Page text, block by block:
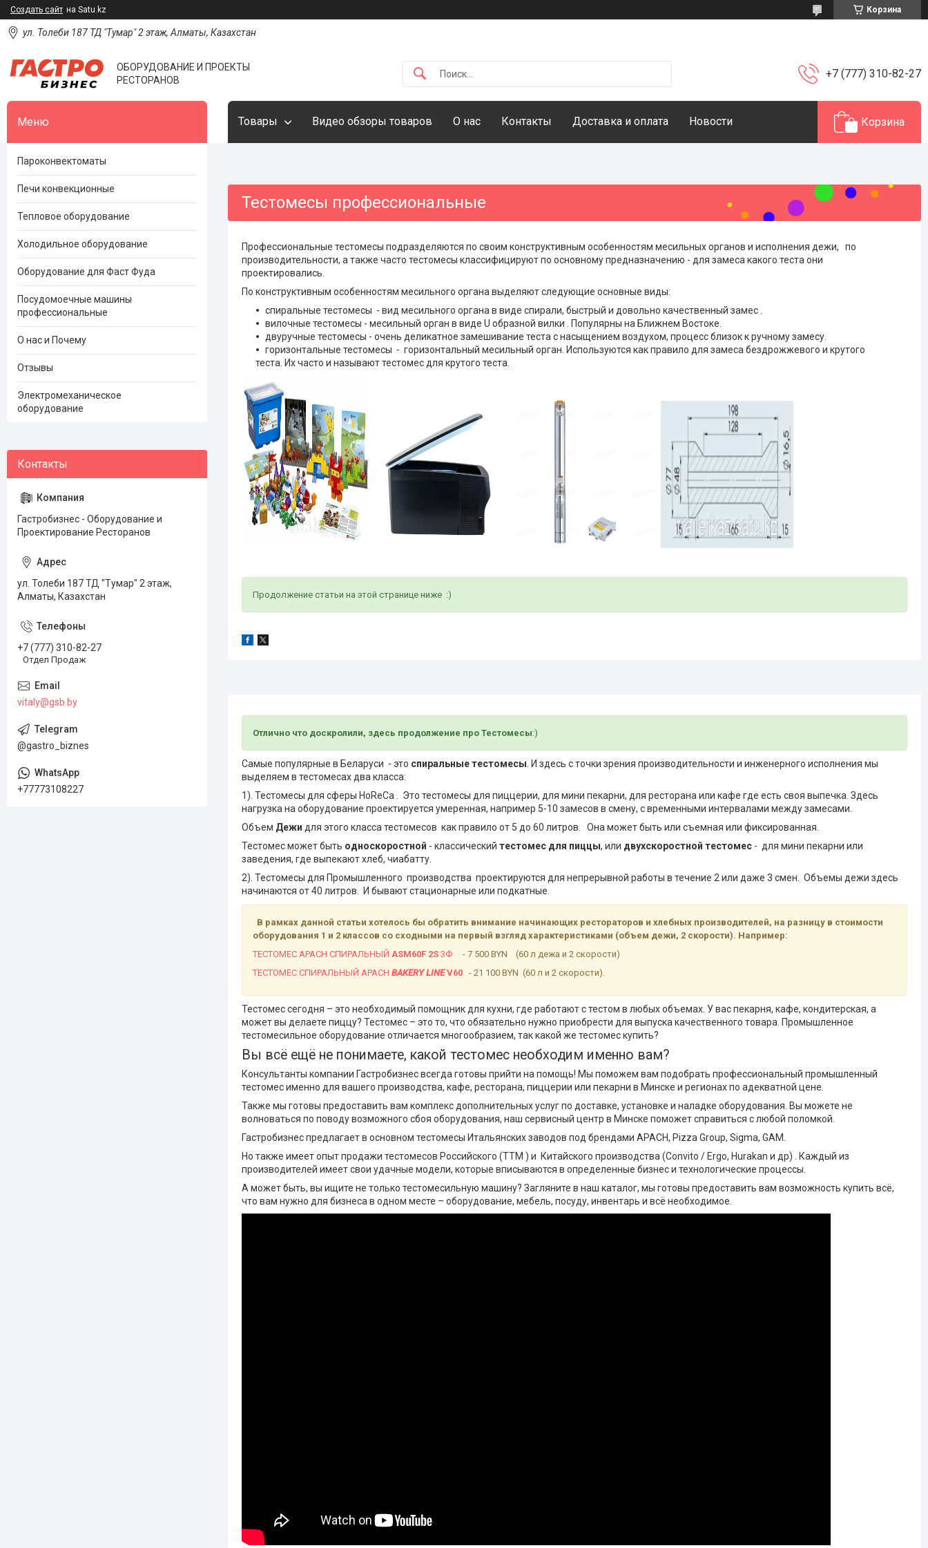
Создать сайт на Satu.kz Корзина
ул. Толеби 187 ТД "Тумар" 2 этаж, Алматы, Казахстан
ОБОРУДОВАНИЕ И ПРОЕКТЫ
РЕСТОРАНОВ
+7 (777) 310-82-27
Товары Видео обзоры товаров О нас Контакты Доставка и оплата Новости Корзина
Тестомесы профессиональные
Профессиональные тестомесы подразделяются по своим конструктивным особенностям месильных органов и исполнения дежи, по
производительности, а также часто тестомесы классифицируют по основному предназначению - для замеса какого теста они
проектировались.
По конструктивным особенностям месильного органа выделяют следующие основные виды:
спиральные тестомесы - вид месильного органа в виде спирали, быстрый и довольно качественный замес .
вилочные тестомесы - месильный орган в виде U образной вилки . Популярны на Ближнем Востоке.
двуручные тестомесы - очень деликатное замешивание теста с насыщением воздухом, процесс близок к ручному замесу.
горизонтальные тестомесы - горизонтальный месильный орган. Используются как правило для замеса бездрожжевого и крутого
теста. Их часто и называют тестомес для крутого теста.
Продолжение статьи на этой странице ниже :)
Отлично что доскролили, здесь продолжение про Тестомесы:)
Самые популярные в Беларуси - это спиральные тестомесы . И здесь с точки зрения производительности и инженерного исполнения мы
выделяем в тестомесах два класса:
1). Тестомесы для сферы HoReCa . Это тестомесы для пиццерии, для мини пекарни, для ресторана или кафе где есть своя выпечка. Здесь
нагрузка на оборудование проектируется умеренная, например 5-10 замесов в смену, с временными интервалами между замесами.
Объем Дежи для этого класса тестомесов как правило от 5 до 60 литров. Она может быть или съемная или фиксированная.
Тестомес может быть односкоростной - классический тестомес для пиццы, или двухскоростной тестомес - для мини пекарни или
заведения, где выпекают хлеб, чиабатту.
2). Тестомесы для Промышленного производства проектируются для непрерывной работы в течение 2 или даже 3 смен. Объемы дежи здесь
начинаются от 40 литров. И бывают стационарные или подкатные.
В рамках данной статьи хотелось бы обратить внимание начинающих рестораторов и хлебных производителей, на разницу в стоимости
оборудования 1 и 2 классов со сходными на первый взгляд характеристиками (объем дежи, 2 скорости). Например:
ТЕСТОМЕС APACH СПИРАЛЬНЫЙ ASM60F 2S 3Ф - 7 500 BYN (60 л дежа и 2 скорости)
ТЕСТОМЕС СПИРАЛЬНЫЙ APACH BAKERY LINE V60 - 21 100 BYN (60 л и 2 скорости).
Тестомес сегодня – это необходимый помощник для кухни, где работают с тестом в любых объемах. У вас пекарня, кафе, кондитерская, а
может вы делаете пиццу? Тестомес – это то, что обязательно нужно приобрести для выпуска качественного товара. Промышленное
тестомесильное оборудование отличается многообразием, так какой же тестомес купить?
Вы всё ещё не понимаете, какой тестомес необходим именно вам?
Консультанты компании Гастробизнес всегда готовы прийти на помощь! Мы поможем вам подобрать профессиональный промышленный
тестомес именно для вашего производства, кафе, ресторана, пиццерии или пекарни в Минске и регионах по адекватной цене.
Также мы готовы предоставить вам комплекс дополнительных услуг по доставке, установке и наладке оборудования. Вы можете не
волноваться по поводу возможного сбоя оборудования, наш сервисный центр в Минске поможет справиться с любой поломкой.
Гастробизнес предлагает в основном тестомесы Итальянских заводов под брендами APACH, Pizza Group, Sigma, GAM.
Но также имеет опыт продажи тестомесов Российского (ТТМ ) и Китайского производства (Convito / Ergo, Hurakan и др) . Каждый из
производителей имеет свои удачные модели, которые вписываются в определенные бизнес и технологические процессы.
А может быть, вы ищите не только тестомесильную машину? Загляните в наш каталог, мы готовы предоставить вам возможность купить всё,
что вам нужно для бизнеса в одном месте – оборудование, мебель, посуду, инвентарь и всё необходимое.
Пароконвектоматы
Печи конвекционные
Тепловое оборудование
Холодильное оборудование
Оборудование для Фаст Фуда
Посудомоечные машины
профессиональные
О нас и Почему
Отзывы
Электромеханическое
оборудование
Гастробизнес - Оборудование и
Проектирование Ресторанов
ул. Толеби 187 ТД "Тумар" 2 этаж,
Алматы, Казахстан
+7 (777) 310-82-27
Отдел Продаж
vitaly@gsb.by
@gastro_biznes
+77773108227